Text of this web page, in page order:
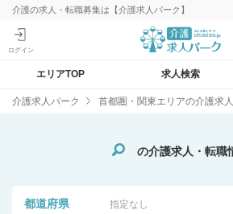
介護の求人・転職募集は【介護求人パーク】
エリアTOP 求人検索
介護求人パーク 首都圏・関東エリアの介護求
の介護求人・転職
都道府県 指定なし